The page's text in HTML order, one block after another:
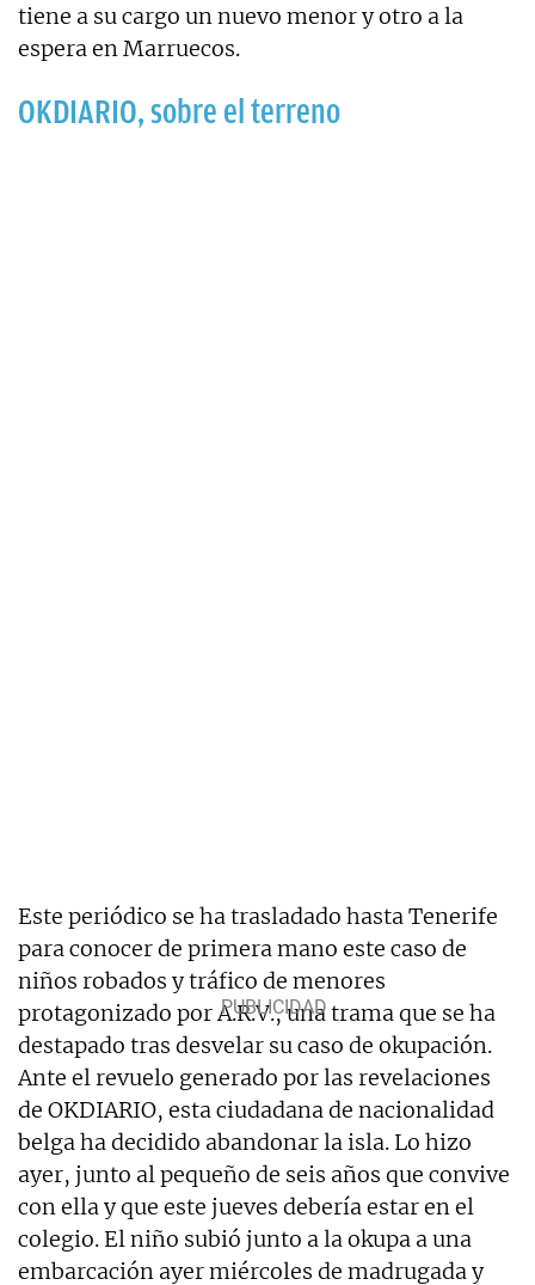
tiene a su cargo un nuevo menor y otro a la
espera en Marruecos.
OKDIARIO, sobre el terreno
Este periódico se ha trasladado hasta Tenerife
para conocer de primera mano este caso de
niños robados y tráfico de menores
protagonizado por A.R.V., una trama que se ha
destapado tras desvelar su caso de okupación.
Ante el revuelo generado por las revelaciones
de OKDIARIO, esta ciudadana de nacionalidad
belga ha decidido abandonar la isla. Lo hizo
ayer, junto al pequeño de seis años que convive
con ella y que este jueves debería estar en el
colegio. El niño subió junto a la okupa a una
embarcación ayer miércoles de madrugada y